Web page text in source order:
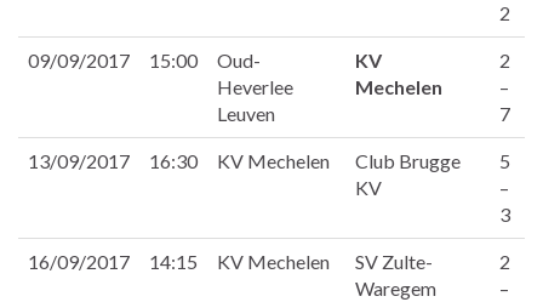
2
09/09/2017 15:00
Oud-
Heverlee
Leuven
KV
Mechelen
2
–
7
13/09/2017 16:30 KV Mechelen
Club Brugge
KV
5
–
3
16/09/2017 14:15 KV Mechelen
SV Zulte-
Waregem
2
–